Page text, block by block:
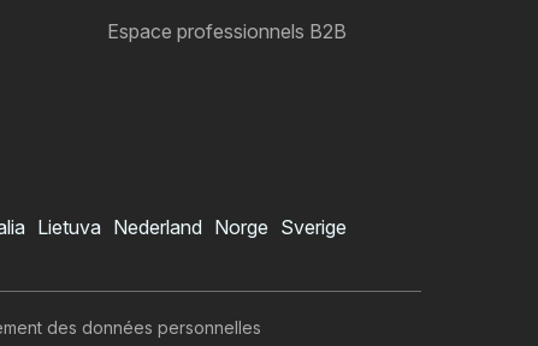
Espace professionnels B2B
Lietuva Nederland Norge Sverige
des données personnelles